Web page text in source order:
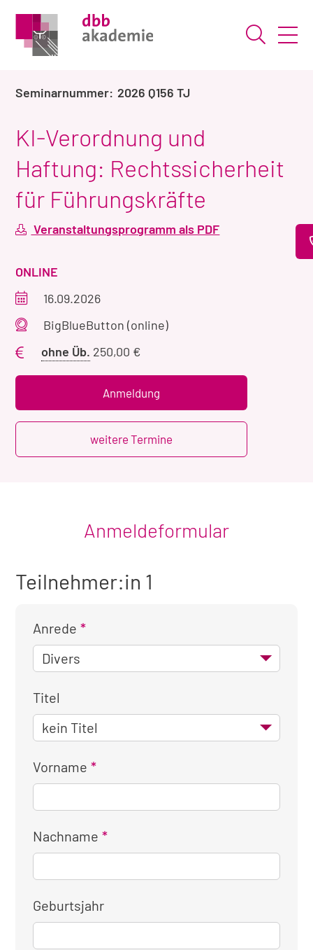
Suche
2026 Q156 TJ
KI-Verordnung und
Haftung: Rechtssicherheit
für Führungskräfte
Veranstaltungsprogramm als PDF
VERANSTALTUNGSART
ONLINE
Veranstaltungszeitraum
16.09.2026
Veranstaltungsort
BigBlueButton (online)
ohne Üb. Preis
Übernachtung
250,00 €
Anmeldung
weitere Termine
Anmeldeformular
Teilnehmer:in 1
Anrede
Titel
Vorname
Nachname
Geburtsjahr